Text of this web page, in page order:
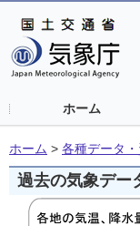
ホーム
ホーム > 各種データ
過去の気象デー